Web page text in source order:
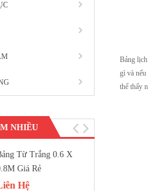
NHIỀU
Từ Trắng 0.6 X
Giá Rẻ
Hệ
Bảng
gì và
thể thấy